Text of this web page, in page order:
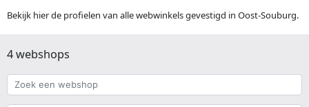
Bekijk hier de profielen van alle webwinkels gevestigd in Oost-Souburg.
4 webshops
Zoek
een